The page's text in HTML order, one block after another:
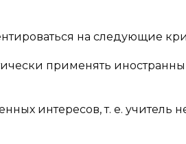
на следующие
применять
интересов, т. е. учитель